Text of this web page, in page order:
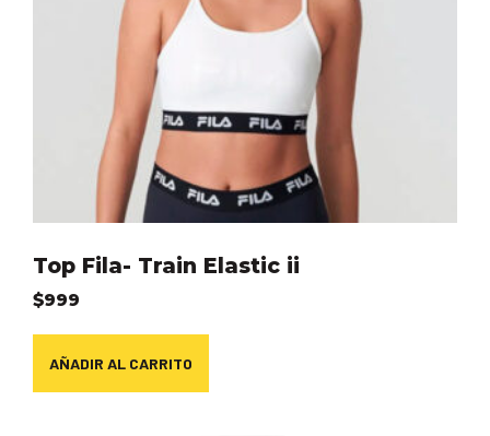
Top Fila- Train Elastic ii
$999
AÑADIR AL CARRITO